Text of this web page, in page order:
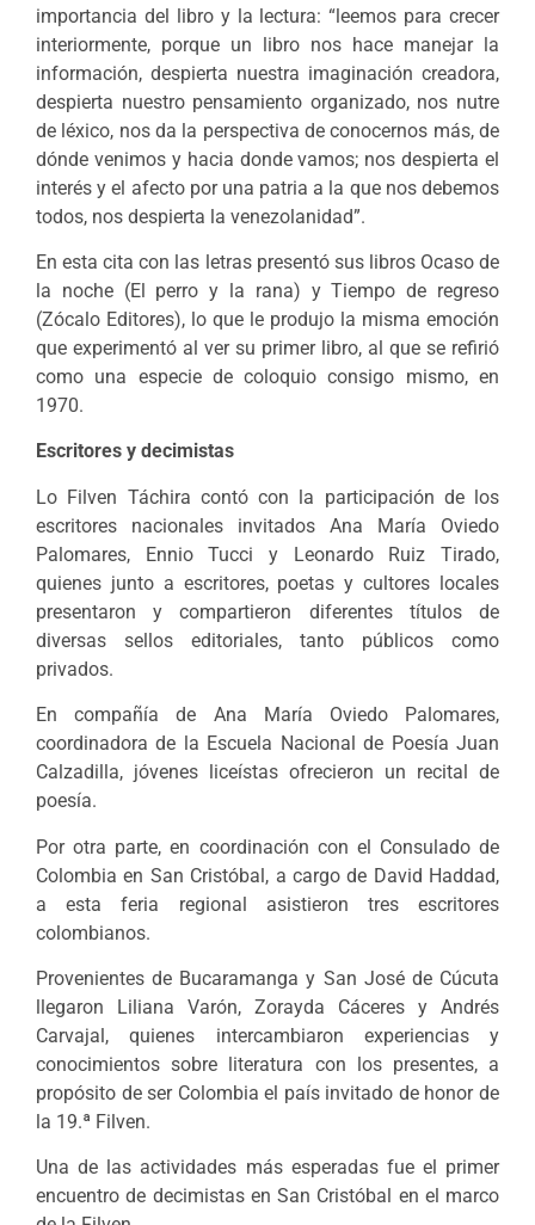
importancia del libro y la lectura: “leemos para crecer
interiormente, porque un libro nos hace manejar la
información, despierta nuestra imaginación creadora,
despierta nuestro pensamiento organizado, nos nutre
de léxico, nos da la perspectiva de conocernos más, de
dónde venimos y hacia donde vamos; nos despierta el
interés y el afecto por una patria a la que nos debemos
todos, nos despierta la venezolanidad”.
En esta cita con las letras presentó sus libros Ocaso de
la noche (El perro y la rana) y Tiempo de regreso
(Zócalo Editores), lo que le produjo la misma emoción
que experimentó al ver su primer libro, al que se refirió
como una especie de coloquio consigo mismo, en
1970.
Escritores y decimistas
Lo Filven Táchira contó con la participación de los
escritores nacionales invitados Ana María Oviedo
Palomares, Ennio Tucci y Leonardo Ruiz Tirado,
quienes junto a escritores, poetas y cultores locales
presentaron y compartieron diferentes títulos de
diversas sellos editoriales, tanto públicos como
privados.
En compañía de Ana María Oviedo Palomares,
coordinadora de la Escuela Nacional de Poesía Juan
Calzadilla, jóvenes liceístas ofrecieron un recital de
poesía.
Por otra parte, en coordinación con el Consulado de
Colombia en San Cristóbal, a cargo de David Haddad,
a esta feria regional asistieron tres escritores
colombianos.
Provenientes de Bucaramanga y San José de Cúcuta
llegaron Liliana Varón, Zorayda Cáceres y Andrés
Carvajal, quienes intercambiaron experiencias y
conocimientos sobre literatura con los presentes, a
propósito de ser Colombia el país invitado de honor de
la 19.ª Filven.
Una de las actividades más esperadas fue el primer
encuentro de decimistas en San Cristóbal en el marco